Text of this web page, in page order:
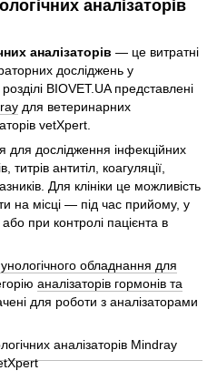
аналізаторів
аналізаторів — це витратні
досліджень у
BIOVET.UA представлені
для ветеринарних
vetXpert.
для дослідження інфекційних
антитіл, коагуляції,
Для клініки це можливість
на місці — під час прийому, у
при контролі пацієнта в
обладнання для
аналізаторів гормонів та
для роботи з аналізаторами